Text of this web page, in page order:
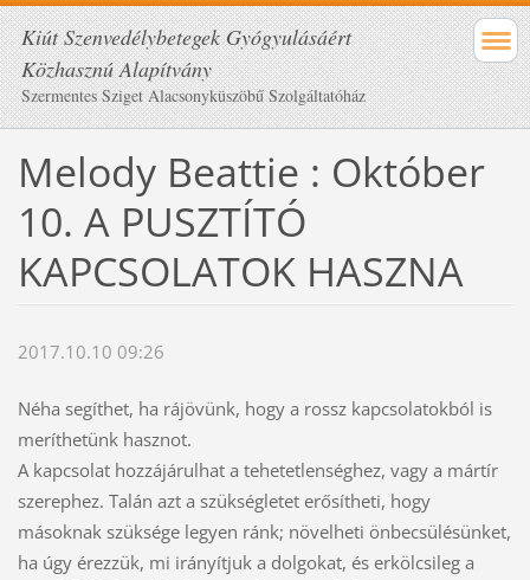
Kiút Szenvedélybetegek Gyógyulásáért
Közhasznú Alapítvány
Szermentes Sziget Alacsonyküszöbű Szolgáltatóház
Melody Beattie : Október
10. A PUSZTÍTÓ
KAPCSOLATOK HASZNA
2017.10.10 09:26
Néha segíthet, ha rájövünk, hogy a rossz kapcsolatokból is
meríthetünk hasznot.
A kapcsolat hozzájárulhat a tehetetlenséghez, vagy a mártír
szerephez. Talán azt a szükségletet erősítheti, hogy
másoknak szüksége legyen ránk; növelheti önbecsülésünket,
ha úgy érezzük, mi irányítjuk a dolgokat, és erkölcsileg a